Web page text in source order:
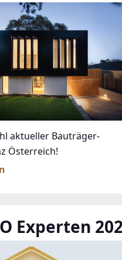
aktueller Bauträger-
Österreich!
Experten